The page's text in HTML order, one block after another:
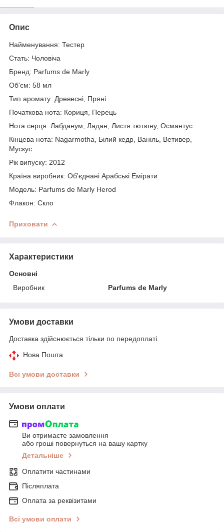
Опис
Найменування: Тестер
Стать: Чоловіча
Бренд: Parfums de Marly
Об'єм: 58 мл
Тип аромату: Древесні, Пряні
Початкова нота: Кориця, Перець
Нота серця: Лабданум, Ладан, Листя тютюну, Османтус
Кінцева нота: Nagarmotha, Білий кедр, Ваніль, Ветивер,
Мускус
Рік випуску: 2012
Країна виробник: Об'єднані Арабські Емірати
Модель: Parfums de Marly Herod
Флакон: Скло
Приховати
Характеристики
Основні
Виробник
Parfums de Marly
Умови доставки
Доставка здійснюється тільки по передоплаті.
Нова Пошта
Всі умови доставки
Умови оплати
Ви отримаєте замовлення
або гроші повернуться на вашу картку
Детальніше
Оплатити частинами
Післяплата
Оплата за реквізитами
Всі умови оплати